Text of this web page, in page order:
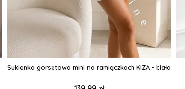
Sukienka gorsetowa mini na ramiączkach KIZA - biała